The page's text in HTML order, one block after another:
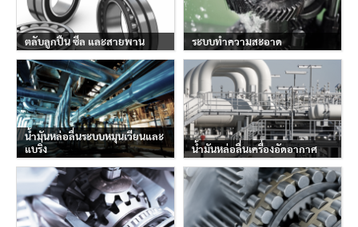
ตลับลูกปืน ซีล และสายพาน ระบบทำความสะอาด
น้ำมันหล่อลื่นระบบหมุนเวียนและ
แบริ่ง
น้ำมันหล่อลื่นเครื่องอัดอากาศ